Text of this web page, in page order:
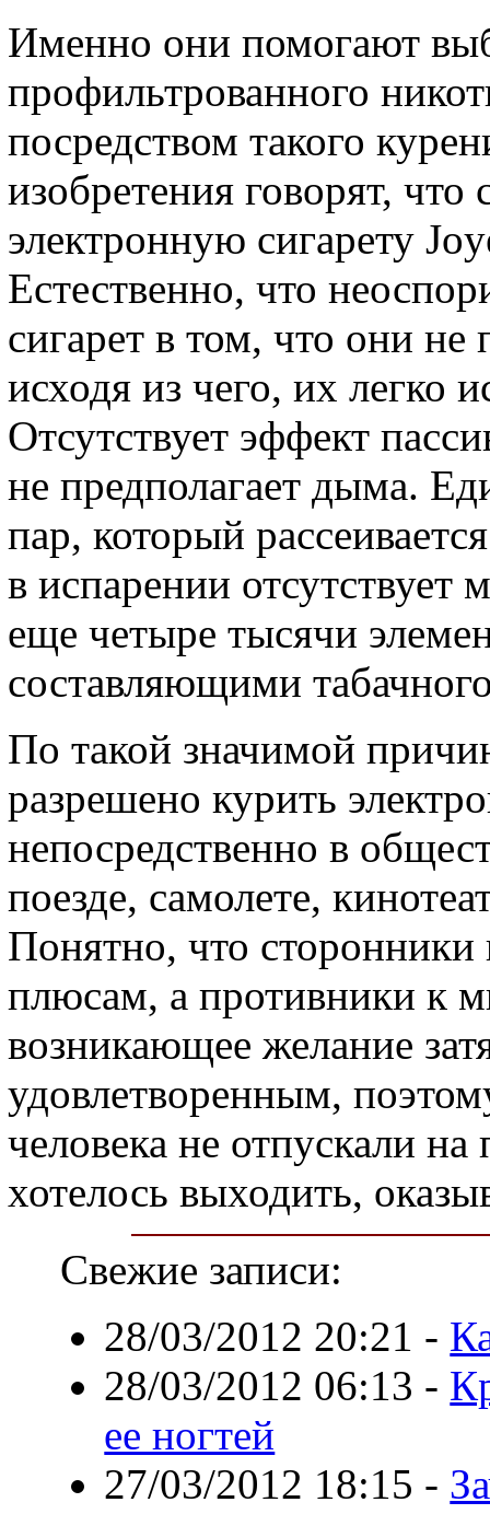
Именно они помогают
профильтрованного
посредством такого
изобретения говорят, что
электронную сигарету
Естественно, что
сигарет в том, что они
исходя из чего, их легко
Отсутствует эффект
не предполагает дыма.
пар, который
в испарении
еще четыре тысячи
составляющими
По такой значимой
разрешено курить
непосредственно в
поезде, самолете,
Понятно, что сторонники
плюсам, а противники к
возникающее желание
удовлетворенным,
человека не отпускали
хотелось выходить,
Свежие записи:
28/03/2012 20:21 -
28/03/2012 06:13 -
ее ногтей
27/03/2012 18:15 -